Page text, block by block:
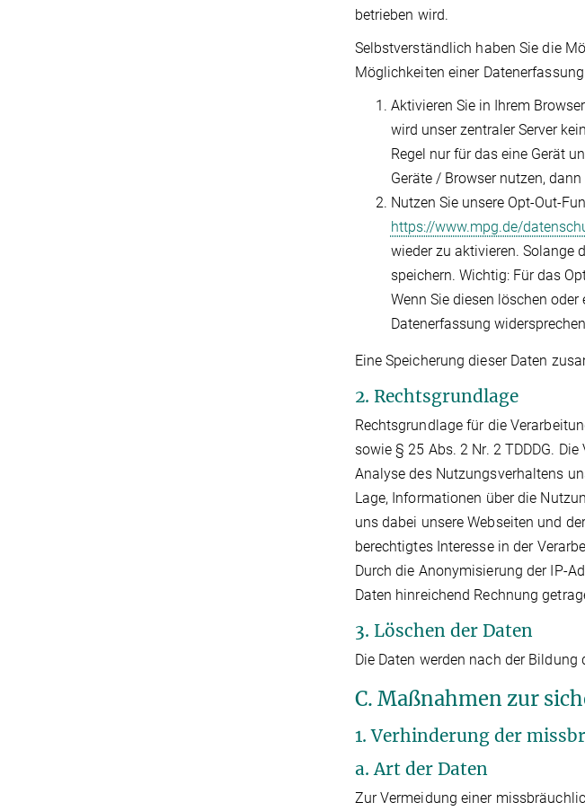
betrieben wird.
Selbstverständlich haben Sie die
Möglichkeiten einer
Aktivieren Sie in Ihrem
wird unser zentraler Server
Regel nur für das eine Gerät
Geräte / Browser nutzen,
Nutzen Sie unsere Opt-Out-
https://www.mpg.de/
wieder zu aktivieren. Solange
speichern. Wichtig: Für das
Wenn Sie diesen löschen
Datenerfassung
Eine Speicherung dieser Daten
2. Rechtsgrundlage
Rechtsgrundlage für die
sowie § 25 Abs. 2 Nr. 2 TDDDG.
Analyse des Nutzungsverhaltens
Lage, Informationen über die
uns dabei unsere Webseiten und
berechtigtes Interesse in der
Durch die Anonymisierung der IP-
Daten hinreichend Rechnung
3. Löschen der Daten
Die Daten werden nach der
C. Maßnahmen zur
1. Verhinderung der
a. Art der Daten
Zur Vermeidung einer